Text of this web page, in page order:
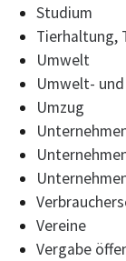
Studium
Tierhaltung,
Umwelt
Umwelt-
Umzug
Vereine
Vergabe